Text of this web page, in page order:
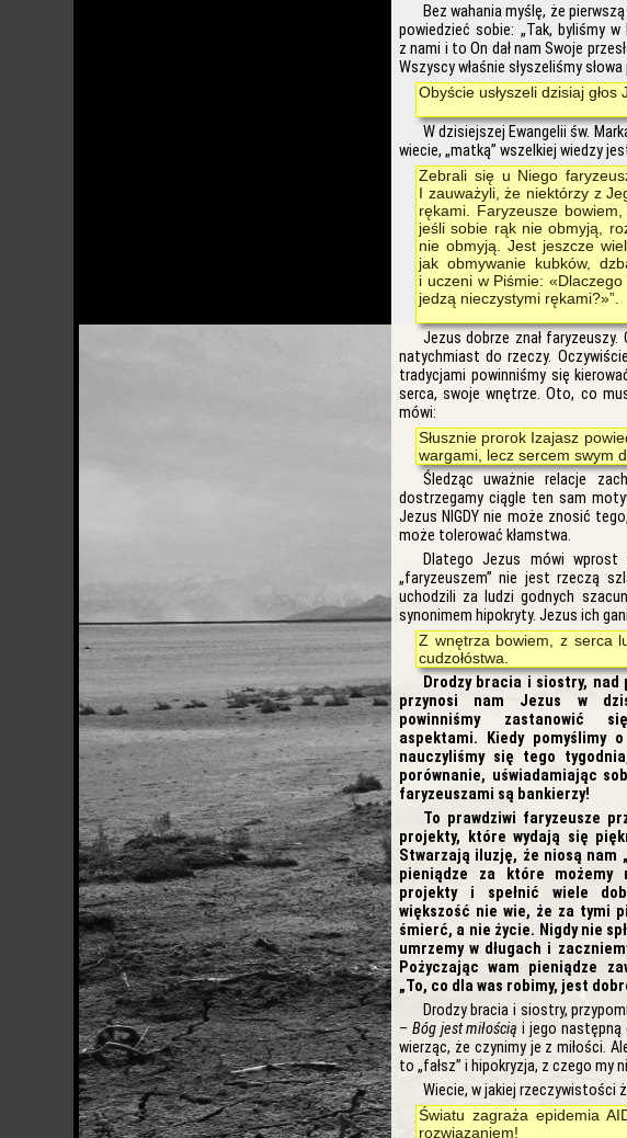
Bez wahania myślę, że
powiedzieć sobie: „Tak, byliśmy
z nami i to On dał nam Swoje
Wszyscy właśnie słyszeliśmy
Obyście usłyszeli dzisiaj
W dzisiejszej Ewangelii św.
wiecie, „matką” wszelkiej wiedzy
Zebrali się u Niego
I zauważyli, że niektórzy z
rękami. Faryzeusze
jeśli sobie rąk nie obmyją,
nie obmyją. Jest jeszcze
jak obmywanie kubków,
i uczeni w Piśmie:
jedzą nieczystymi rękami?»”.
Jezus dobrze znał
natychmiast do rzeczy.
tradycjami powinniśmy się
serca, swoje wnętrze. Oto, co
mówi:
Słusznie prorok Izajasz
wargami, lecz sercem swym
Śledząc uważnie relacje
dostrzegamy ciągle ten sam
Jezus NIGDY nie może znosić
może tolerować kłamstwa.
Dlatego Jezus mówi
„faryzeuszem” nie jest rzeczą
uchodzili za ludzi godnych
synonimem hipokryty. Jezus ich
Z wnętrza bowiem, z serca
cudzołóstwa.
Drodzy bracia i siostry, nad
przynosi nam Jezus w
powinniśmy zastanowić
aspektami. Kiedy pomyślimy
nauczyliśmy się tego
porównanie, uświadamiając
faryzeuszami są bankierzy!
To prawdziwi faryzeusze
projekty, które wydają się
Stwarzają iluzję, że niosą nam
pieniądze za które możemy
projekty i spełnić wiele
większość nie wie, że za tymi
śmierć, a nie życie. Nigdy nie
umrzemy w długach i
Pożyczając wam pieniądze
„To, co dla was robimy, jest
Drodzy bracia i siostry,
– Bóg jest miłością i jego następną
wierząc, że czynimy je z miłości.
to „fałsz” i hipokryzja, z czego my
Wiecie, w jakiej rzeczywistości
Światu zagraża epidemia
rozwiązaniem!